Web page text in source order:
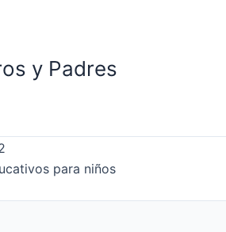
y Padres
para niños